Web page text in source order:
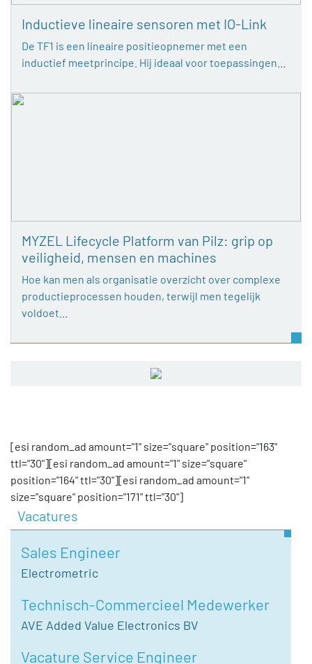
Inductieve lineaire sensoren met IO-Link
De TF1 is een lineaire positieopnemer met een
inductief meetprincipe. Hij ideaal voor toepassingen…
MYZEL Lifecycle Platform van Pilz: grip op
veiligheid, mensen en machines
Hoe kan men als organisatie overzicht over complexe
productieprocessen houden, terwijl men tegelijk
voldoet…
[esi random_ad amount="1" size="square" position="163"
ttl="30"][esi random_ad amount="1" size="square"
position="164" ttl="30"][esi random_ad amount="1"
size="square" position="171" ttl="30"]
Vacatures
Sales Engineer
Electrometric
Technisch-Commercieel Medewerker
AVE Added Value Electronics BV
Vacature Service Engineer